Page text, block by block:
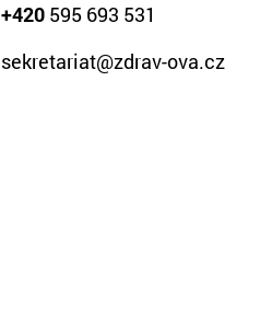
+420 595 693 531
sekretariat@zdrav-ova.cz